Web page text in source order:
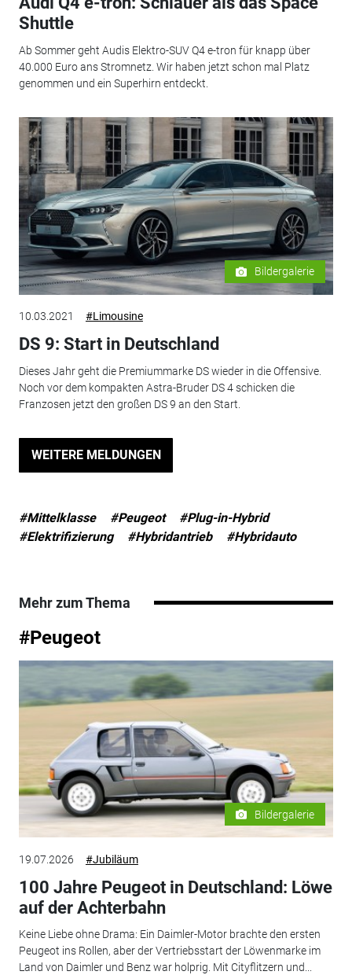
Shuttle
Ab Sommer geht Audis Elektro-SUV Q4 e-tron für knapp über
40.000 Euro ans Stromnetz. Wir haben jetzt schon mal Platz
genommen und ein Superhirn entdeckt.
Bildergalerie
10.03.2021 #Limousine
DS 9: Start in Deutschland
Dieses Jahr geht die Premiummarke DS wieder in die Offensive.
Noch vor dem kompakten Astra-Bruder DS 4 schicken die
Franzosen jetzt den großen DS 9 an den Start.
WEITERE MELDUNGEN
#Mittelklasse #Peugeot
#Plug-in-Hybrid
#Elektrifizierung
#Hybridantrieb #Hybridauto
Mehr zum Thema
#Peugeot
Bildergalerie
19.07.2026 #Jubiläum
100 Jahre Peugeot in Deutschland: Löwe
auf der Achterbahn
Keine Liebe ohne Drama: Ein Daimler-Motor brachte den ersten
Peugeot ins Rollen, aber der Vertriebsstart der Löwenmarke im
Land von Daimler und Benz war holprig. Mit Cityflitzern und...